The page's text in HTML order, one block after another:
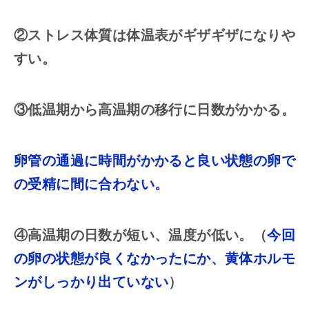
②ストレス体質は体温表がギザギザになりや
すい。
③低温期から高温期の移行に日数がかかる。
卵管の通過に時間がかかると良い状態の卵で
の受精に間に合わない。
④高温期の日数が短い、温度が低い。（今回
の卵の状態が良くなかったにか、黄体ホルモ
ンがしっかり出ていない）